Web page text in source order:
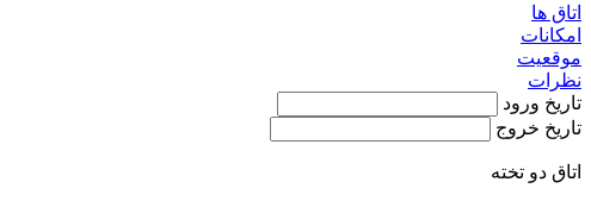
اتاق ها
امکانات
موقعیت
نظرات
تاریخ ورود
تاریخ خروج
اتاق دو تخته